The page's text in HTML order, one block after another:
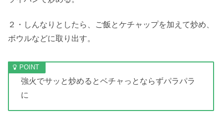
２・しんなりとしたら、ご飯とケチャップを加えて炒め、
ボウルなどに取り出す。
強火でサッと炒めるとベチャっとならずパラパラ
に